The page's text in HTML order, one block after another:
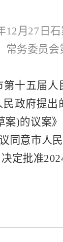
12月27日
常务委员
五届人
民政府提出
案)的议案
同意市人
定批准